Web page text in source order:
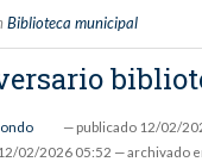
Biblioteca municipal
— publicado 12/02/
12/02/2026 05:52 — archivado